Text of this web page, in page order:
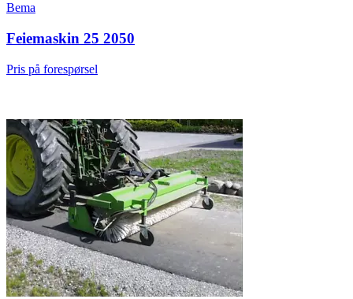
Bema
Feiemaskin 25 2050
Pris på forespørsel